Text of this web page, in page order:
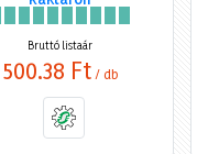
Bruttó listaár
500,38 Ft / db